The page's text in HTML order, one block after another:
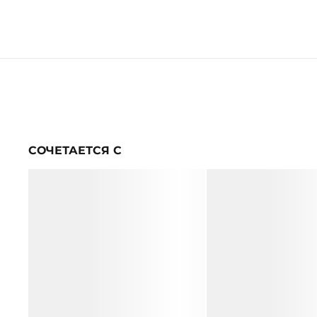
СОЧЕТАЕТСЯ С